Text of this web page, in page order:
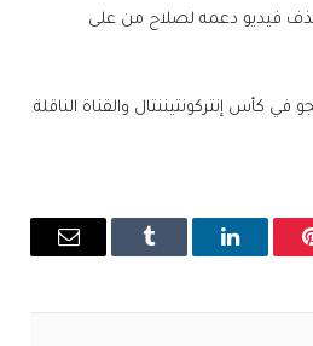
فيديو دعمه لصلاح من على
في كأس إنتركونتيننتال والقناة الناقلة
بينتيريستلينكدإن Tumblr
البريد